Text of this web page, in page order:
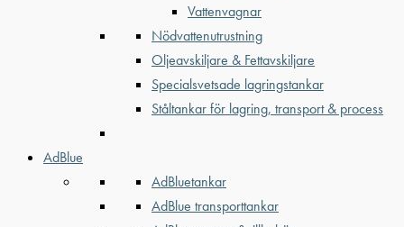
Vattenvagnar
Nödvattenutrustning
Oljeavskiljare & Fettavskiljare
Specialsvetsade lagringstankar
Ståltankar för lagring, transport & process
AdBlue
AdBluetankar
AdBlue transporttankar